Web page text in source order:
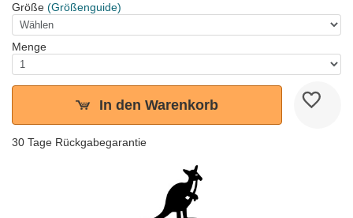
Größe (Größenguide)
Menge
In den Warenkorb
30 Tage Rückgabegarantie